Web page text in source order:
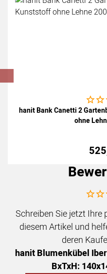
Noch
hanit Bank Canetti 2
ohne
525
Noch
Schreiben Sie jetzt
diesem Artikel und
deren
hanit Blumenkübel
BxTxH: